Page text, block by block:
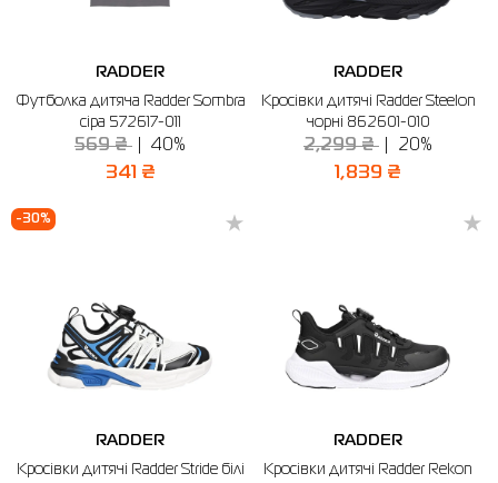
RADDER
Футболка дитяча Radder Sombra
сіра 572617-011
569 ₴ 40%
341 ₴
RADDER
Кросівки дитячі Radder Steelon
чорні 862601-010
2,299 ₴ 20%
1,839 ₴
-30%
RADDER
Кросівки дитячі Radder Stride білі
RADDER
Кросівки дитячі Radder Rekon